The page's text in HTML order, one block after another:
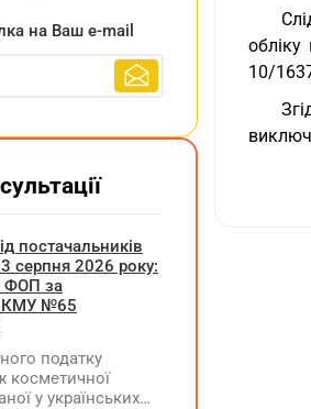
10/
на Ваш e-mail
постачальників
серпня 2026 року:
ФОП за
КМУ №65
податку
косметичної
у українських